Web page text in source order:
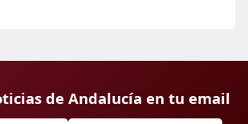
de Andalucía en tu email